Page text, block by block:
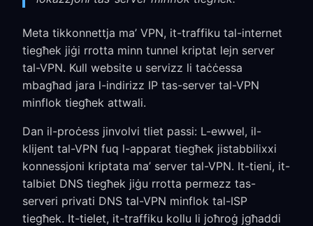
Meta tikkonnettja ma’ VPN, it-traffiku tal-internet
tiegħek jiġi rrotta minn tunnel kriptat lejn server
tal-VPN. Kull website u servizz li taċċessa
mbagħad jara l-indirizz IP tas-server tal-VPN
minflok tiegħek attwali.
Dan il-proċess jinvolvi tliet passi: L-ewwel, il-
klijent tal-VPN fuq l-apparat tiegħek jistabbilixxi
konnessjoni kriptata ma’ server tal-VPN. It-tieni, it-
talbiet DNS tiegħek jiġu rrotta permezz tas-
serveri privati DNS tal-VPN minflok tal-ISP
tiegħek. It-tielet, it-traffiku kollu li joħroġ jgħaddi